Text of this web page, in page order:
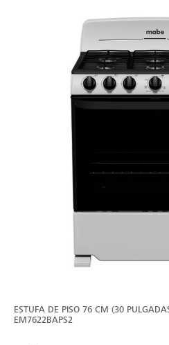
ESTUFA DE PISO 76 CM (30
EM7622BAPS2